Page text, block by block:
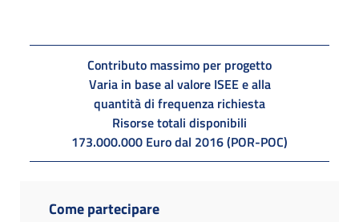
Contributo massimo per progetto
Varia in base al valore ISEE e alla
quantità di frequenza richiesta
Risorse totali disponibili
173.000.000 Euro dal 2016 (POR-POC)
Come partecipare